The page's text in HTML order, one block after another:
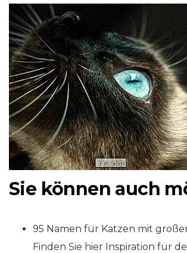
Sie können auch
95 Namen für Katzen mit
Finden Sie hier Inspiration für